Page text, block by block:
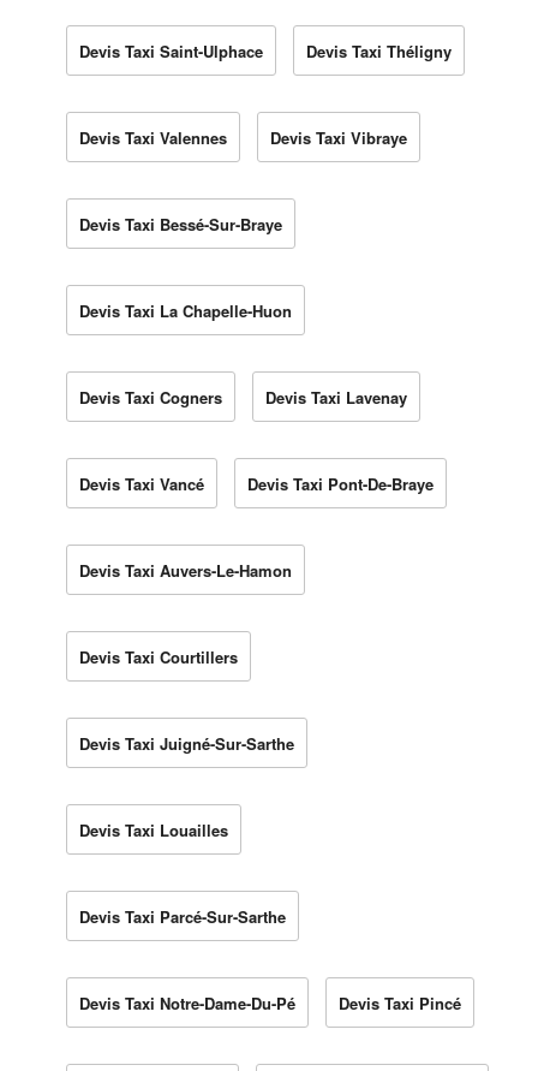
Devis Taxi Saint-Ulphace Devis Taxi Théligny
Devis Taxi Valennes Devis Taxi Vibraye
Devis Taxi Bessé-Sur-Braye
Devis Taxi La Chapelle-Huon
Devis Taxi Cogners Devis Taxi Lavenay
Devis Taxi Vancé Devis Taxi Pont-De-Braye
Devis Taxi Auvers-Le-Hamon
Devis Taxi Courtillers
Devis Taxi Juigné-Sur-Sarthe
Devis Taxi Louailles
Devis Taxi Parcé-Sur-Sarthe
Devis Taxi Notre-Dame-Du-Pé Devis Taxi Pincé